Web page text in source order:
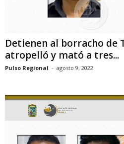
Detienen al borracho de
atropelló y mató a tres...
Pulso Regional - agosto 9, 2022